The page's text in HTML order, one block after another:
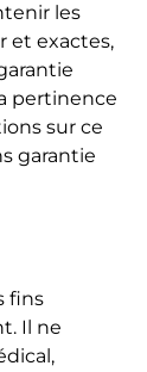
les
et exactes,
pertinence
sur ce
garantie
fins
Il ne